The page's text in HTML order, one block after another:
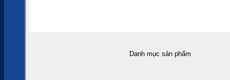
Danh mục sản phẩm